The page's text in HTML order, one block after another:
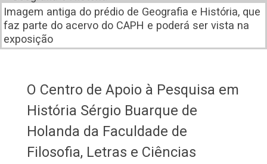
Imagem antiga do prédio de Geografia e História, que
faz parte do acervo do CAPH e poderá ser vista na
exposição
O Centro de Apoio à Pesquisa em
História Sérgio Buarque de
Holanda da Faculdade de
Filosofia, Letras e Ciências